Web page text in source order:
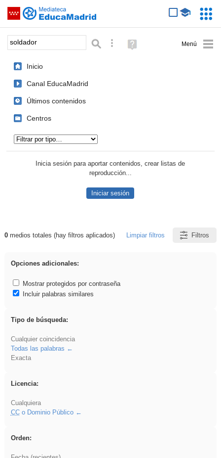
Saltar navegación
Palabra o frase: Búsqueda avanzada
Ayuda
(en
Inicio
Canal EducaMadrid
Últimos contenidos
Centros
Inicia sesión para aportar contenidos, crear listas de
reproducción...
Iniciar sesión
Resultados de: soldador
0medios totales (hay filtros aplicados) Limpiar filtros Filtros
Opciones adicionales:
Mostrar protegidos por contraseña
Incluir palabras similares
Tipo de búsqueda:
Cualquier coincidencia
Todas las palabras
Exacta
Licencia:
Cualquiera
CCo Dominio Público
Orden: